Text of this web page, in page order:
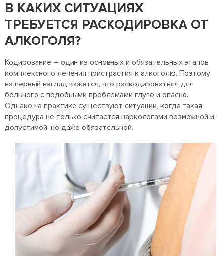
В КАКИХ СИТУАЦИЯХ
ТРЕБУЕТСЯ РАСКОДИРОВКА ОТ
АЛКОГОЛЯ?
Кодирование – один из основных и обязательных этапов
комплексного лечения пристрастия к алкоголю. Поэтому
на первый взгляд кажется, что раскодироваться для
больного с подобными проблемами глупо и опасно.
Однако на практике существуют ситуации, когда такая
процедура не только считается наркологами возможной и
допустимой, но даже обязательной.